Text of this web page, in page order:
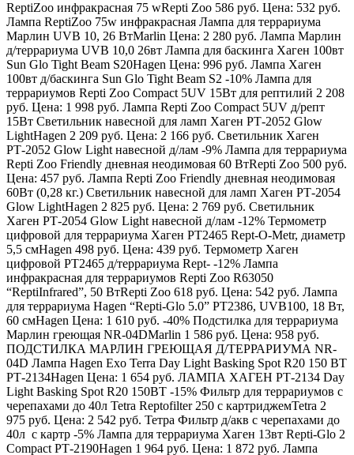
ReptiZoo инфракрасная 75 wRepti Zoo 586 руб. Цена: 532 руб.
Лампа ReptiZoo 75w инфракрасная Лампа для террариума
Марлин UVB 10, 26 ВтMarlin Цена: 2 280 руб. Лампа Марлин
д/террариума UVB 10,0 26вт Лампа для баскинга Хаген 100вт
Sun Glo Tight Beam S20Hagen Цена: 996 руб. Лампа Хаген
100вт д/баскинга Sun Glo Tight Beam S2 -10% Лампа для
террариумов Repti Zoo Compact 5UV 15Вт для рептилий 2 208
руб. Цена: 1 998 руб. Лампа Repti Zoo Compact 5UV д/репт
15Вт Светильник навесной для ламп Хаген РТ-2052 Glow
LightHagen 2 209 руб. Цена: 2 166 руб. Светильник Хаген
РТ-2052 Glow Light навесной д/лам -9% Лампа для террариума
Repti Zoo Friendly дневная неодимовая 60 ВтRepti Zoo 500 руб.
Цена: 457 руб. Лампа Repti Zoo Friendly дневная неодимовая
60Вт (0,28 кг.) Светильник навесной для ламп Хаген РТ-2054
Glow LightHagen 2 825 руб. Цена: 2 769 руб. Светильник
Хаген РТ-2054 Glow Light навесной д/лам -12% Термометр
цифровой для террариума Хаген PT2465 Rept-O-Metr, диаметр
5,5 cмHagen 498 руб. Цена: 439 руб. Термометр Хаген
цифровой PT2465 д/террариума Rept- -12% Лампа
инфракрасная для террариумов Repti Zoo R63050
“ReptiInfrared”, 50 ВтRepti Zoo 618 руб. Цена: 542 руб. Лампа
для террариума Hagen “Repti-Glo 5.0” PT2386, UVB100, 18 Вт,
60 смHagen Цена: 1 610 руб. -40% Подстилка для террариума
Марлин греющая NR-04DMarlin 1 586 руб. Цена: 958 руб.
ПОДСТИЛКА МАРЛИН ГРЕЮЩАЯ Д/ТЕРРАРИУМА NR-
04D Лампа Hagen Exo Terra Day Light Basking Spot R20 150 ВТ
РТ-2134Hagen Цена: 1 654 руб. ЛАМПА ХАГЕН РТ-2134 Day
Light Basking Spot R20 150ВТ -15% Фильтр для террариумов с
черепахами до 40л Tetra Reptofilter 250 с картриджемTetra 2
975 руб. Цена: 2 542 руб. Тетра Фильтр д/акв с черепахами до
40л с картр -5% Лампа для террариума Хаген 13вт Repti-Glo 2
Compact РТ-2190Hagen 1 964 руб. Цена: 1 872 руб. Лампа